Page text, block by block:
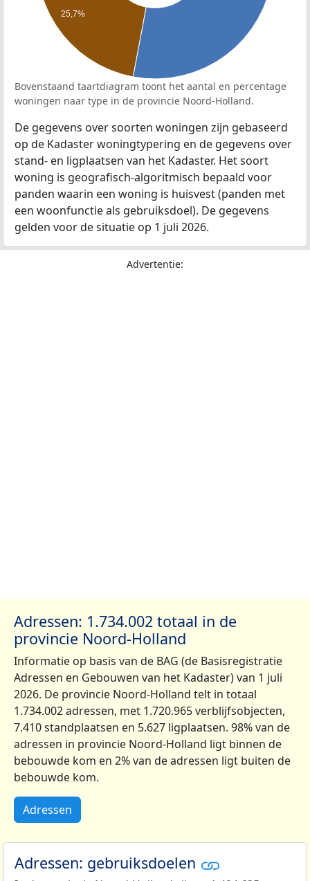
25,7%
Bovenstaand taartdiagram toont het aantal en percentage
woningen naar type in de provincie Noord-Holland.
De gegevens over soorten woningen zijn gebaseerd
op de Kadaster woningtypering en de gegevens over
stand- en ligplaatsen van het Kadaster. Het soort
woning is geografisch-algoritmisch bepaald voor
panden waarin een woning is huisvest (panden met
een woonfunctie als gebruiksdoel). De gegevens
gelden voor de situatie op 1 juli 2026.
Advertentie:
Adressen: 1.734.002 totaal in de
provincie Noord-Holland
Informatie op basis van de BAG (de Basisregistratie
Adressen en Gebouwen van het Kadaster) van 1 juli
2026. De provincie Noord-Holland telt in totaal
1.734.002 adressen, met 1.720.965 verblijfsobjecten,
7.410 standplaatsen en 5.627 ligplaatsen. 98% van de
adressen in provincie Noord-Holland ligt binnen de
bebouwde kom en 2% van de adressen ligt buiten de
bebouwde kom.
Adressen
Adressen: gebruiksdoelen